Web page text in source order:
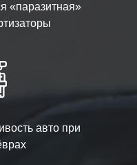
«паразитная»
авто при